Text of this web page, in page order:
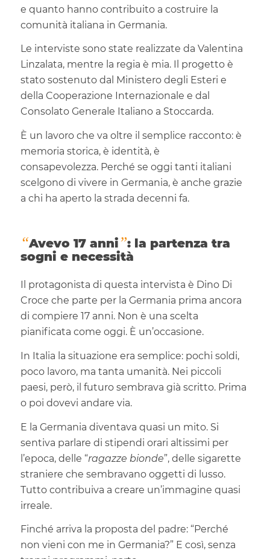
e quanto hanno contribuito a costruire la
comunità italiana in Germania.
Le interviste sono state realizzate da Valentina
Linzalata, mentre la regia è mia. Il progetto è
stato sostenuto dal Ministero degli Esteri e
della Cooperazione Internazionale e dal
Consolato Generale Italiano a Stoccarda.
È un lavoro che va oltre il semplice racconto: è
memoria storica, è identità, è
consapevolezza. Perché se oggi tanti italiani
scelgono di vivere in Germania, è anche grazie
a chi ha aperto la strada decenni fa.
“Avevo 17 anni”: la partenza tra
sogni e necessità
Il protagonista di questa intervista è Dino Di
Croce che parte per la Germania prima ancora
di compiere 17 anni. Non è una scelta
pianificata come oggi. È un’occasione.
In Italia la situazione era semplice: pochi soldi,
poco lavoro, ma tanta umanità. Nei piccoli
paesi, però, il futuro sembrava già scritto. Prima
o poi dovevi andare via.
E la Germania diventava quasi un mito. Si
sentiva parlare di stipendi orari altissimi per
l’epoca, delle “ragazze bionde”, delle sigarette
straniere che sembravano oggetti di lusso.
Tutto contribuiva a creare un’immagine quasi
irreale.
Finché arriva la proposta del padre: “Perché
non vieni con me in Germania?” E così, senza